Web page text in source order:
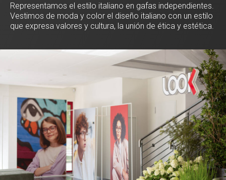
Representamos el estilo italiano en gafas independientes.
Vestimos de moda y color el diseño italiano con un estilo
que expresa valores y cultura, la unión de ética y estética.